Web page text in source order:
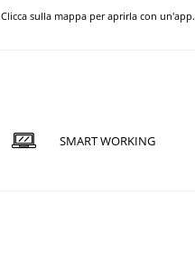
Clicca sulla mappa per aprirla con un'app.
SMART WORKING